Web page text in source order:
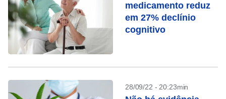
medicamento reduz
em 27% declínio
cognitivo
28/09/22 - 20:23min